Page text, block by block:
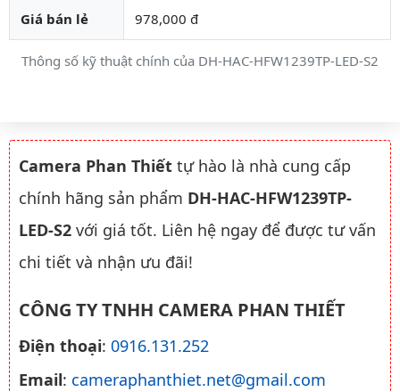
Thông số kỹ thuật chính của DH-HAC-HFW1239TP-LED-S2
Giá bán lẻ 978,000 đ
Camera Phan Thiết tự hào là nhà cung cấp
chính hãng sản phẩm DH-HAC-HFW1239TP-
LED-S2 với giá tốt. Liên hệ ngay để được tư vấn
chi tiết và nhận ưu đãi!
CÔNG TY TNHH CAMERA PHAN THIẾT
Điện thoại: 0916.131.252
Email: cameraphanthiet.net@gmail.com